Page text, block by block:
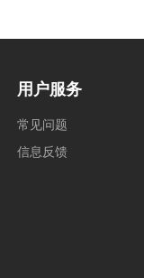
用户服务
常见问题
信息反馈